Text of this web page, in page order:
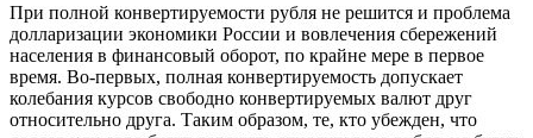
При полной конвертируемости рубля не решится и проблема
долларизации экономики России и вовлечения сбережений
населения в финансовый оборот, по крайне мере в первое
время. Во-первых, полная конвертируемость допускает
колебания курсов свободно конвертируемых валют друг
относительно друга. Таким образом, те, кто убежден, что